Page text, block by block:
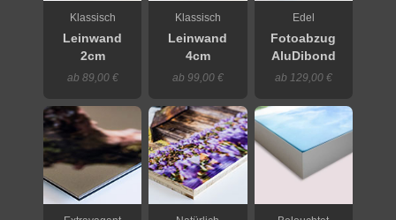
Klassisch
Leinwand
2cm
ab 89,00 €
Klassisch
Leinwand
4cm
ab 99,00 €
Edel
Fotoabzug
AluDibond
ab 129,00 €